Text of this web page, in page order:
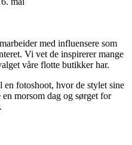
med influensere som
Vi vet de inspirerer mange
våre flotte butikker har.
fotoshoot, hvor de stylet sine
morsom dag og sørget for